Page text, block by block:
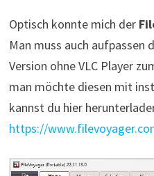
Optisch konnte mich der
Man muss auch aufpassen
Version ohne VLC Player
man möchte diesen mit
kannst du hier
https://